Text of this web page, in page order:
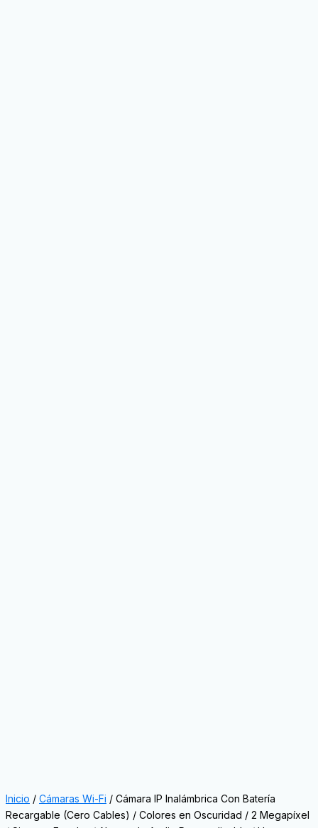
Inicio / Cámaras Wi-Fi / Cámara IP Inalámbrica Con Batería
Recargable (Cero Cables) / Colores en Oscuridad / 2 Megapíxel